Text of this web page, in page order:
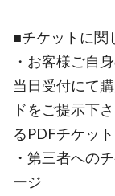
■チケットに関
・お客様ご自
当日受付にて
ドをご提示下
るPDFチケッ
・第三者への
ージ